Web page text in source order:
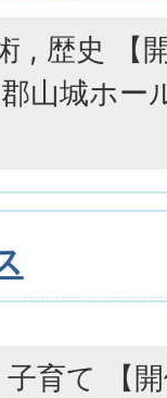
, 歴史 【
山城ホー
子育て 【